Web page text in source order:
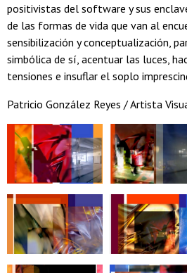
positivistas del software y sus
de las formas de vida que van al
sensibilización y conceptualización,
simbólica de sí, acentuar las luces,
tensiones e insuflar el soplo
Patricio González Reyes / Artista
Zoom
Zoom
Zoom Zoom